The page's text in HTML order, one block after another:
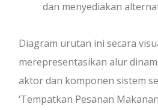
dan menyediakan
Diagram urutan ini secara
merepresentasikan alur
aktor dan komponen sistem
‘Tempatkan Pesanan